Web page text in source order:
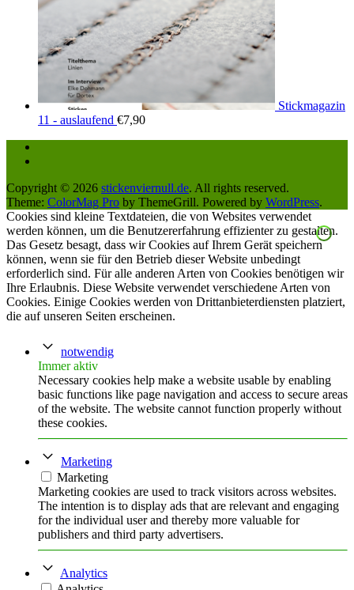
Stickmagazin
11 - auslaufend €7,90
Copyright © 2026 stickenviernull.de. All rights reserved.
Theme: ColorMag Pro by ThemeGrill. Powered by WordPress.
Cookies sind kleine Textdateien, die von Websites verwendet
werden können, um die Benutzererfahrung effizienter zu gestalten.
Das Gesetz besagt, dass wir Cookies auf Ihrem Gerät speichern
können, wenn sie für den Betrieb dieser Website unbedingt
erforderlich sind. Für alle anderen Arten von Cookies benötigen wir
Ihre Erlaubnis. Diese Website verwendet verschiedene Arten von
Cookies. Einige Cookies werden von Drittanbieterdiensten platziert,
die auf unseren Seiten erscheinen.
notwendig
Immer aktiv
Necessary cookies help make a website usable by enabling
basic functions like page navigation and access to secure areas
of the website. The website cannot function properly without
these cookies.
Marketing
Marketing
Marketing cookies are used to track visitors across websites.
The intention is to display ads that are relevant and engaging
for the individual user and thereby more valuable for
publishers and third party advertisers.
Analytics